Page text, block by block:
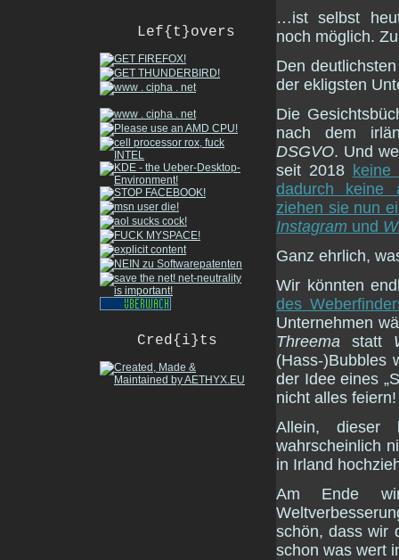
Lef{t}overs
Cred{i}ts
…ist selbst
noch möglich.
Den
der ekligsten
Die
nach dem
DSGVO. Und
seit 2018 keine
dadurch keine
ziehen sie nun
Instagram und
Ganz ehrlich,
Wir könnten
des
Unternehmen
Threema statt
(Hass-)Bubbles
der Idee eines
nicht alles feiern!
Allein, dieser
wahrscheinlich
in Irland
Am Ende
schön, dass wir
schon was wert